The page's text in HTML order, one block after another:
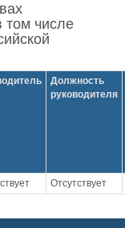
том числе
Должность
руководителя
Отсутствует